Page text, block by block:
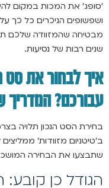
‘סופג’ את המכות במקום
ושפשופים הניכרים כל כך
מבטיחה שהמזוודה שלכם
שנים רבות של נסיעות.
איך לבחור את סט
עבורכם? המדריך
בחירת הסט הנכון תלויה
ב’טיטניום מזוודות’
שתבצעו את הבחירה
הגודל כן